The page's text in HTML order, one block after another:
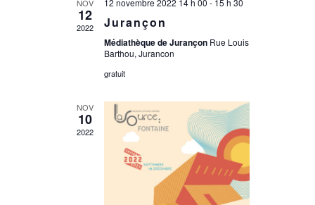
NOV
12
2022
12 novembre 2022 14 h 00 - 15 h 30
Jurançon
Médiathèque de Jurançon Rue Louis
Barthou, Jurancon
gratuit
NOV
10
2022